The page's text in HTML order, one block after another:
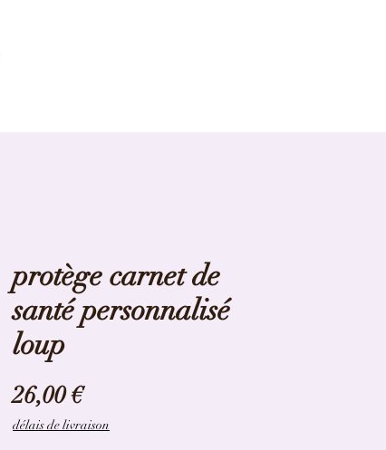
protège carnet de
santé personnalisé
loup
26,00 €Prix
délais de livraison